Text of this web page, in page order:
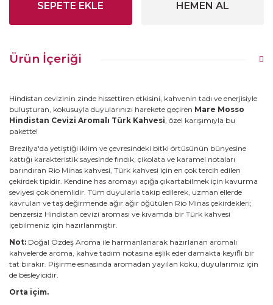
SEPETE EKLE HEMEN AL
Ürün İçeriği
Hindistan cevizinin zinde hissettiren etkisini, kahvenin tadı ve enerjisiyle
buluşturan, kokusuyla duyularınızı harekete geçiren Mare Mosso
Hindistan Cevizi Aromalı Türk Kahvesi, özel karışımıyla bu
pakette!
Brezilya'da yetiştiği iklim ve çevresindeki bitki örtüsünün bünyesine
kattığı karakteristik sayesinde fındık, çikolata ve karamel notaları
barındıran Rio Minas kahvesi, Türk kahvesi için en çok tercih edilen
çekirdek tipidir. Kendine has aromayı açığa çıkartabilmek için kavurma
seviyesi çok önemlidir. Tüm duyularla takip edilerek, uzman ellerde
kavrulan ve taş değirmende ağır ağır öğütülen Rio Minas çekirdekleri;
benzersiz Hindistan cevizi aroması ve kıvamda bir Türk kahvesi
içebilmeniz için hazırlanmıştır.
Not: Doğal Özdeş Aroma ile harmanlanarak hazırlanan aromalı
kahvelerde aroma, kahve tadım notasına eşlik eder damakta keyifli bir
tat bırakır. Pişirme esnasında aromadan yayılan koku, duyularımız için
de besleyicidir.
Orta içim.